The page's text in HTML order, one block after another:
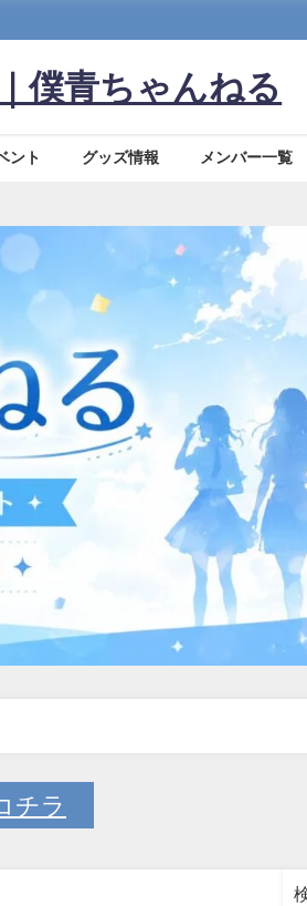
僕青ちゃんねる
ント グッズ情報 メンバー一覧
チラ